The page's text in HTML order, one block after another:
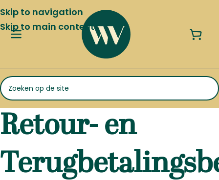
Skip to navigation
Skip to main content
Retour- en